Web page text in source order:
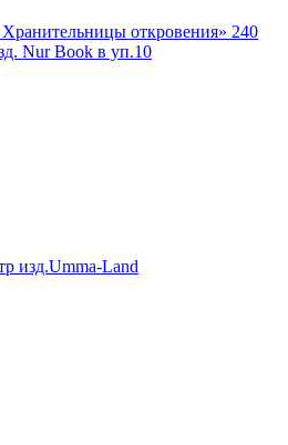
откровения» 240
Nur Book в уп.10